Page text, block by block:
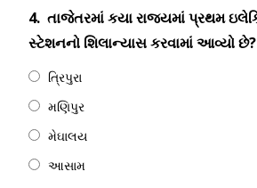
4. તાજેતરમાં કયા રાજ્યમાં પ્રથમ
સ્ટેશનનો શિલાન્યાસ કરવામાં આવ્યો છે?
ત્રિપુરા
મણિપુર
મેઘાલય
આસામ